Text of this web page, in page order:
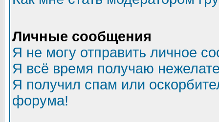
Личные сообщения
Я не могу отправить личное
Я всё время получаю
Я получил спам или
форума!